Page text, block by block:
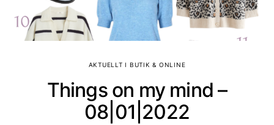
AKTUELLT I BUTIK & ONLINE
Things on my mind –
08|01|2022